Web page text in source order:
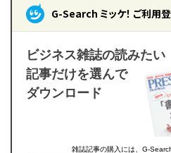
G-Search ミッケ！ ご利用
ビジネス雑誌の読みたい
記事だけを選んで
ダウンロード
雑誌記事の購入には、G-